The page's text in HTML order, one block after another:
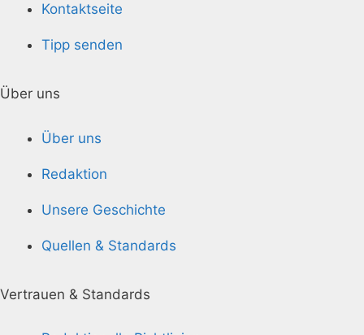
Kontaktseite
Tipp senden
Über uns
Über uns
Redaktion
Unsere Geschichte
Quellen & Standards
Vertrauen & Standards